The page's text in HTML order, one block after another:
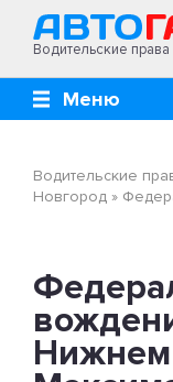
Водительские
Меню
Водительские
Новгород »
Нижнем